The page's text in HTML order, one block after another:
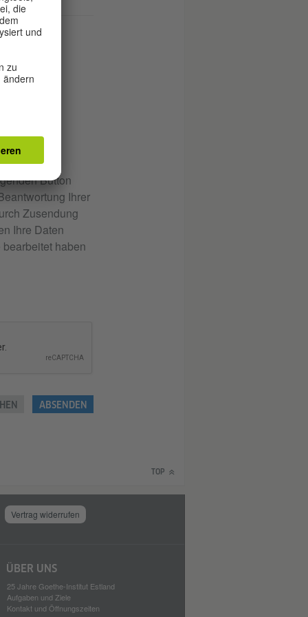
Button
Ihrer
Zusendung
Ihre Daten
haben
ABSENDEN
TOP
Vertrag widerrufen
ÜBER UNS
25 Jahre Goethe-Institut Estland
Aufgaben und Ziele
Kontakt und Öffnungszeiten